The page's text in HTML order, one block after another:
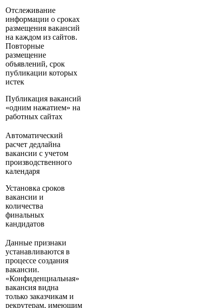
Отслеживание
информации о сроках
размещения вакансий
на каждом из сайтов.
Повторные
размещение
объявлений, срок
публикации которых
истек
Публикация вакансий
«одним нажатием» на
работных сайтах
Автоматический
расчет дедлайна
вакансии с учетом
производственного
календаря
Установка сроков
вакансии и
количества
финальных
кандидатов
Данные признаки
устанавливаются в
процессе создания
вакансии.
«Конфиденциальная»
вакансия видна
только заказчикам и
рекрутерам, имеющим